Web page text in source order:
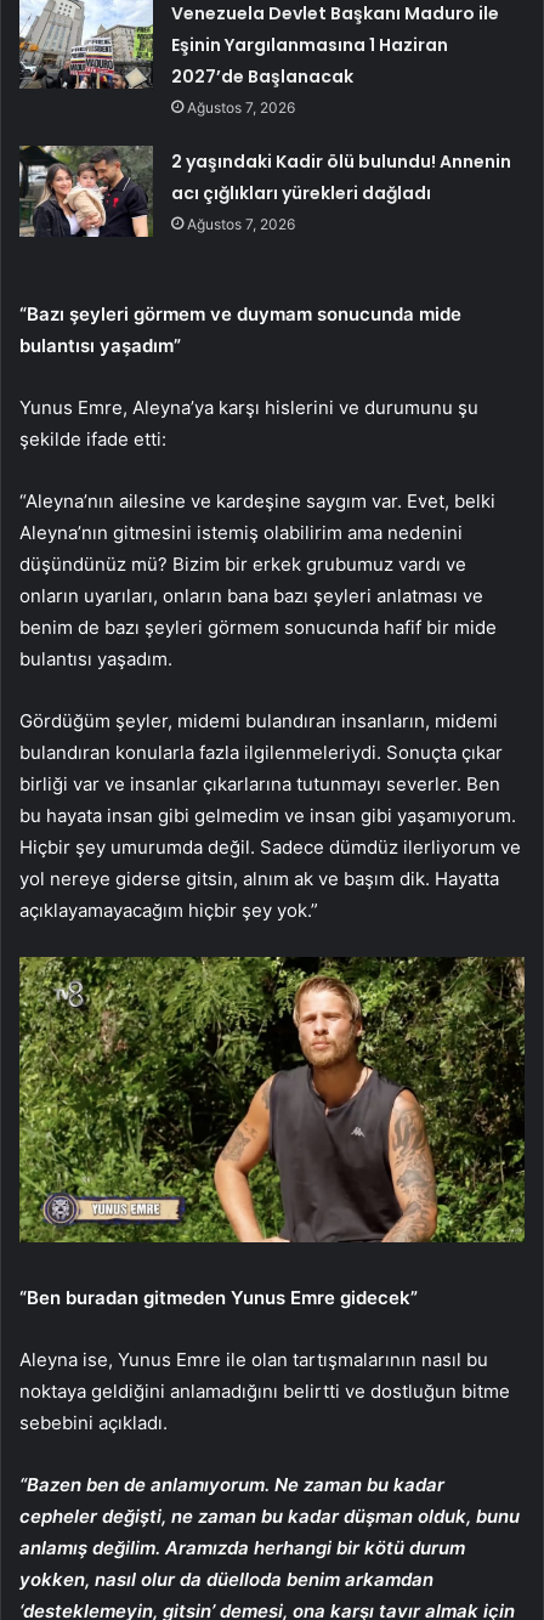
Venezuela Devlet Başkanı Maduro ile
Eşinin Yargılanmasına 1 Haziran
2027’de Başlanacak
Ağustos 7, 2026
2 yaşındaki Kadir ölü bulundu! Annenin
acı çığlıkları yürekleri dağladı
Ağustos 7, 2026
“Bazı şeyleri görmem ve duymam sonucunda mide
bulantısı yaşadım”
Yunus Emre, Aleyna’ya karşı hislerini ve durumunu şu
şekilde ifade etti:
“Aleyna’nın ailesine ve kardeşine saygım var. Evet, belki
Aleyna’nın gitmesini istemiş olabilirim ama nedenini
düşündünüz mü? Bizim bir erkek grubumuz vardı ve
onların uyarıları, onların bana bazı şeyleri anlatması ve
benim de bazı şeyleri görmem sonucunda hafif bir mide
bulantısı yaşadım.
Gördüğüm şeyler, midemi bulandıran insanların, midemi
bulandıran konularla fazla ilgilenmeleriydi. Sonuçta çıkar
birliği var ve insanlar çıkarlarına tutunmayı severler. Ben
bu hayata insan gibi gelmedim ve insan gibi yaşamıyorum.
Hiçbir şey umurumda değil. Sadece dümdüz ilerliyorum ve
yol nereye giderse gitsin, alnım ak ve başım dik. Hayatta
açıklayamayacağım hiçbir şey yok.”
“Ben buradan gitmeden Yunus Emre gidecek”
Aleyna ise, Yunus Emre ile olan tartışmalarının nasıl bu
noktaya geldiğini anlamadığını belirtti ve dostluğun bitme
sebebini açıkladı.
“Bazen ben de anlamıyorum. Ne zaman bu kadar
cepheler değişti, ne zaman bu kadar düşman olduk, bunu
anlamış değilim. Aramızda herhangi bir kötü durum
yokken, nasıl olur da düelloda benim arkamdan
‘desteklemeyin, gitsin’ demesi, ona karşı tavır almak için